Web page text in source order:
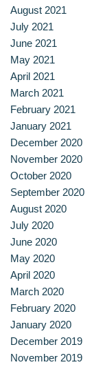
หน้าแรก
หลักสูตรอบรมฟรี
อาหารเพื่อสุขภาพ
อาหารไทยรสเลิศ
เรียนรู้เทคนิคอาหา
เลือกหลักสูตร
โครงสร้างการบริห
โรงเรียนการเรือน
August 2021
July 2021
June 2021
May 2021
April 2021
March 2021
February 2021
January 2021
December 2020
November 2020
October 2020
September 2020
August 2020
July 2020
June 2020
May 2020
April 2020
March 2020
February 2020
January 2020
December 2019
November 2019